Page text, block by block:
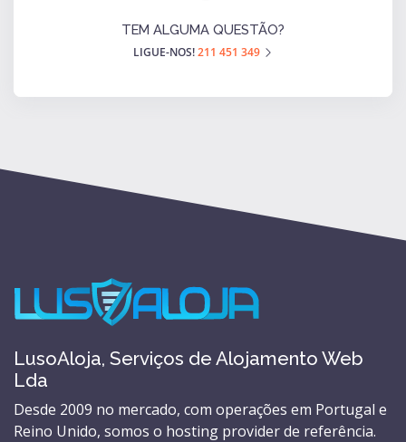
TEM ALGUMA QUESTÃO?
LIGUE-NOS!211 451 349
LusoAloja, Serviços de Alojamento Web
Lda
Desde 2009 no mercado, com operações em Portugal e
Reino Unido, somos o hosting provider de referência.